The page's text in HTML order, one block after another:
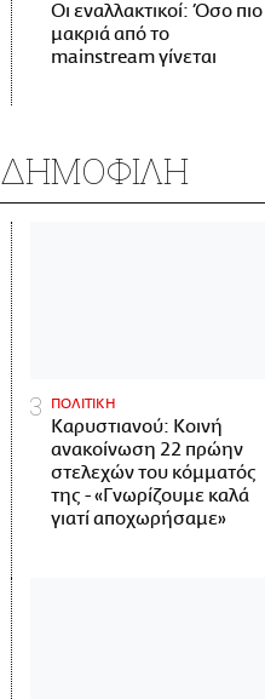
Οι εναλλακτικοί: Όσο πιο
μακριά από το
mainstream γίνεται
ΔΗΜΟΦΙΛΗ
ΠΟΛΙΤΙΚΗ
Καρυστιανού: Κοινή
ανακοίνωση 22 πρώην
στελεχών του κόμματός
της - «Γνωρίζουμε καλά
γιατί αποχωρήσαμε»